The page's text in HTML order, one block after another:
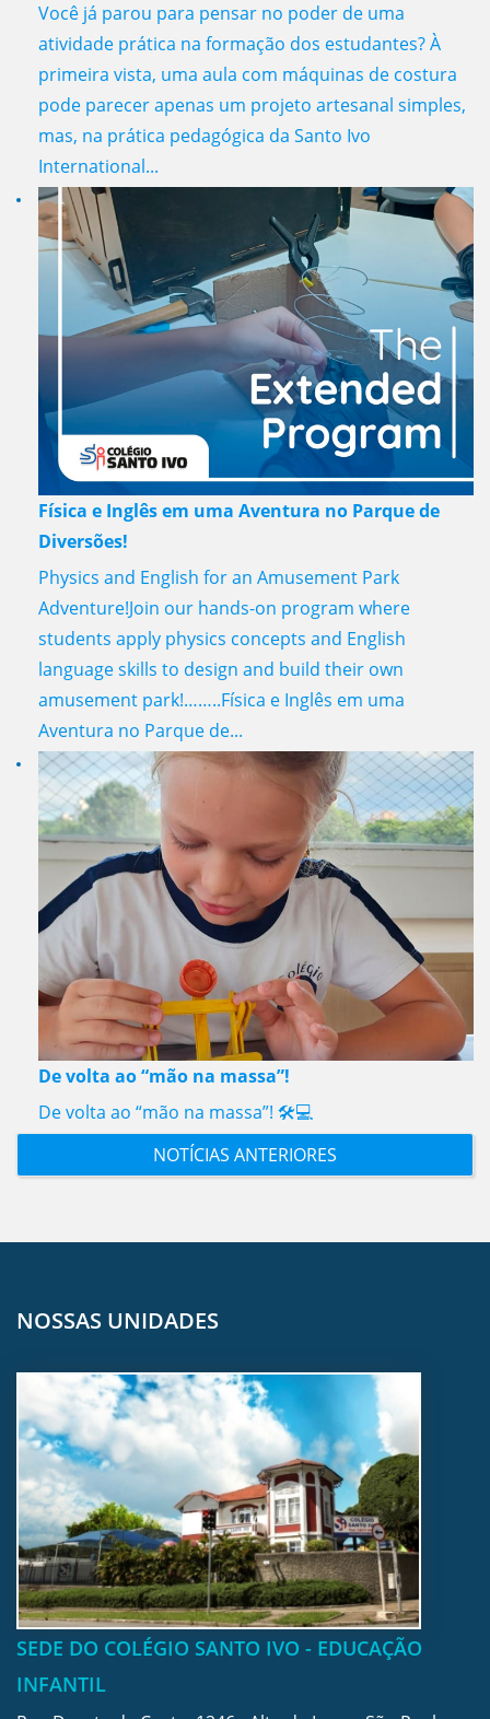
Você já parou para pensar no poder de uma
atividade prática na formação dos estudantes? À
primeira vista, uma aula com máquinas de costura
pode parecer apenas um projeto artesanal simples,
mas, na prática pedagógica da Santo Ivo
International...
Física e Inglês em uma Aventura no Parque de
Diversões!
Physics and English for an Amusement Park
Adventure!Join our hands-on program where
students apply physics concepts and English
language skills to design and build their own
amusement park!……..Física e Inglês em uma
Aventura no Parque de...
De volta ao “mão na massa”!
De volta ao “mão na massa”! 🛠️💻
NOTÍCIAS ANTERIORES
NOSSAS UNIDADES
SEDE DO COLÉGIO SANTO IVO - EDUCAÇÃO
INFANTIL